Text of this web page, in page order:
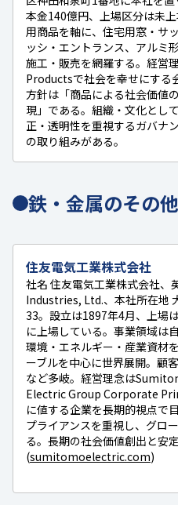
本金140億円、上場区分は未
用商品を軸に、住宅用窓・サ
ッシ・エントランス、アルミ
施工・販売を網羅する。経
Productsで社会を幸せにする
方針は「商品による社会価値
現」である。組織・文化とし
正・透明性を重視するガバナ
の取り組みがある。
鉄・金属のその
住友電気工業株式会社
社名 住友電気工業株式会社
Industries, Ltd.、本社所在地
33。設立は1897年4月、上場
に上場している。事業領域は
環境・エネルギー・産業資材
ーブルを中心に世界展開。顧
など多岐。経営理念は
Electric Group Corporate
に値する企業を長期的視点で
プライアンスを重視し、グロ
る。長期の社会価値創出と安
(sumitomoelectric.com)